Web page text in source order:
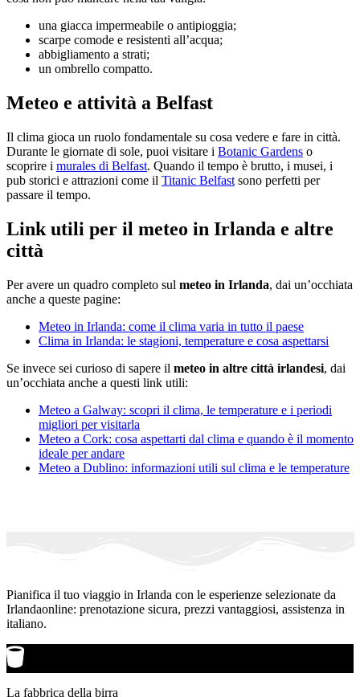
una giacca impermeabile o antipioggia;
scarpe comode e resistenti all’acqua;
abbigliamento a strati;
un ombrello compatto.
Meteo e attività a Belfast
Il clima gioca un ruolo fondamentale su cosa vedere e fare in città.
Durante le giornate di sole, puoi visitare i Botanic Gardens o
scoprire i murales di Belfast. Quando il tempo è brutto, i musei, i
pub storici e attrazioni come il Titanic Belfast sono perfetti per
passare il tempo.
Link utili per il meteo in Irlanda e altre
città
Per avere un quadro completo sul meteo in Irlanda, dai un’occhiata
anche a queste pagine:
Meteo in Irlanda: come il clima varia in tutto il paese
Clima in Irlanda: le stagioni, temperature e cosa aspettarsi
Se invece sei curioso di sapere il meteo in altre città irlandesi, dai
un’occhiata anche a questi link utili:
Meteo a Galway: scopri il clima, le temperature e i periodi
migliori per visitarla
Meteo a Cork: cosa aspettarti dal clima e quando è il momento
ideale per andare
Meteo a Dublino: informazioni utili sul clima e le temperature
Pianifica il tuo viaggio in Irlanda con le esperienze selezionate da
Irlandaonline: prenotazione sicura, prezzi vantaggiosi, assistenza in
italiano.
La fabbrica della birra